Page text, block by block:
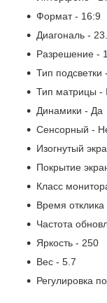
Формат - 16:9
Диагональ -
Разрешение -
Тип подсветки
Тип матрицы -
Динамики - Да
Сенсорный -
Изогнутый
Покрытие
Класс
Время отклика
Частота
Яркость - 250
Вес - 5.7
Регулировка